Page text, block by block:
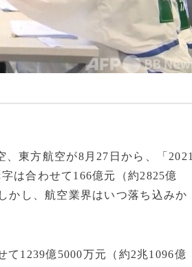
、東方航空が8月27日から、「2021
は合わせて166億元（約2825億
かし、航空業界はいつ落ち込みか
1239億5000万元（約2兆1096億